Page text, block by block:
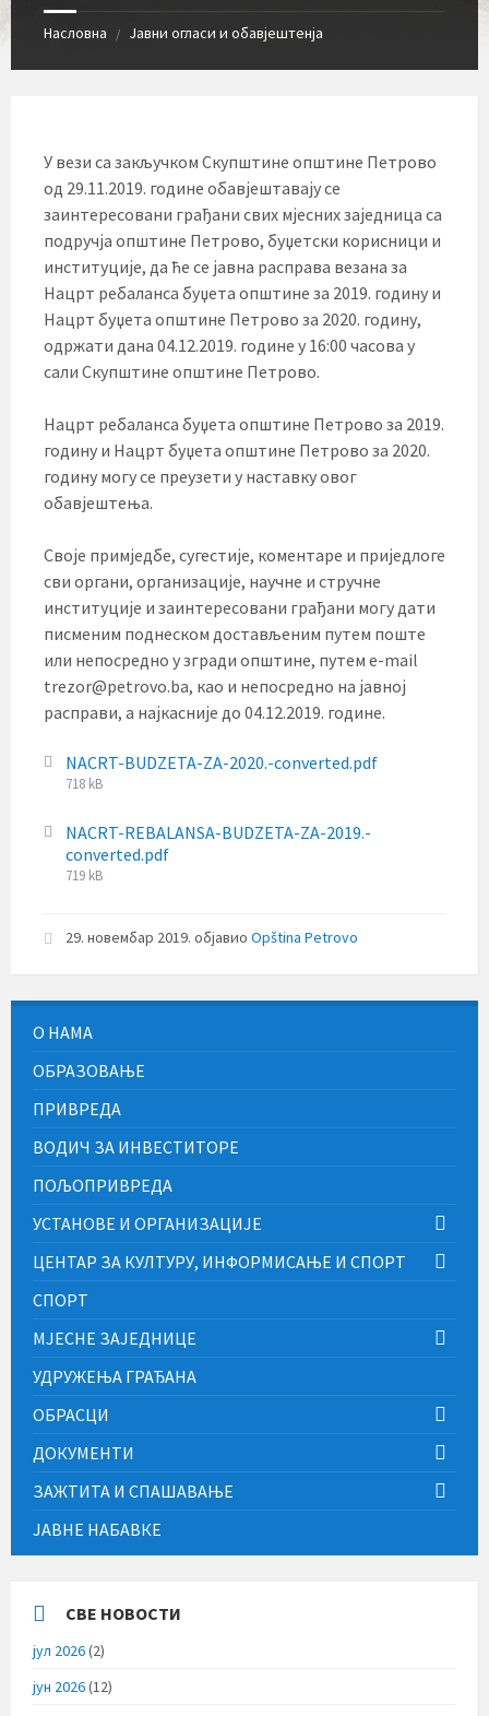
Насловна / Јавни огласи и обавјештенја
У вези са закључком Скупштине општине Петрово
од 29.11.2019. године обавјештавају се
заинтересовани грађани свих мјесних заједница са
подручја општине Петрово, буџетски корисници и
институције, да ће се јавна расправа везана за
Нацрт ребаланса буџета општине за 2019. годину и
Нацрт буџета општине Петрово за 2020. годину,
одржати дана 04.12.2019. године у 16:00 часова у
сали Скупштине општине Петрово.
Нацрт ребаланса буџета општине Петрово за 2019.
годину и Нацрт буџета општине Петрово за 2020.
годину могу се преузети у наставку овог
обавјештења.
Своје примједбе, сугестије, коментаре и приједлоге
сви органи, организације, научне и стручне
институције и заинтересовани грађани могу дати
писменим поднеском достављеним путем поште
или непосредно у згради општине, путем e-mail
trezor@petrovo.ba, као и непосредно на јавној
расправи, а најкасније до 04.12.2019. године.
NACRT-BUDZETA-ZA-2020.-converted.pdf
File
718 kB
NACRT-REBALANSA-BUDZETA-ZA-2019.-
converted.pdf
File
719 kB
29. новембар 2019. објавио Opština Petrovo
О НАМА
ОБРАЗОВАЊЕ
ПРИВРЕДА
ВОДИЧ ЗА ИНВЕСТИТОРЕ
ПОЉОПРИВРЕДА
УСТАНОВЕ И ОРГАНИЗАЦИЈЕ
ЦЕНТАР ЗА КУЛТУРУ, ИНФОРМИСАЊЕ И СПОРТ
СПОРТ
МЈЕСНЕ ЗАЈЕДНИЦЕ
УДРУЖЕЊА ГРАЂАНА
ОБРАСЦИ
ДОКУМЕНТИ
ЗАЖТИТА И СПАШАВАЊЕ
ЈАВНЕ НАБАВКЕ
СВЕ НОВОСТИ
јул 2026(2)
јун 2026(12)